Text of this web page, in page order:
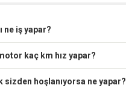
ne iş yapar?
kaç km hız yapar?
sizden hoşlanıyorsa ne yapar?